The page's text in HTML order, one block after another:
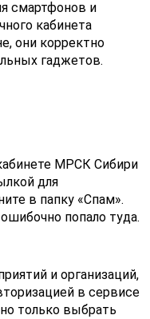
смартфонов и
кабинета
они корректно
гаджетов.
МРСК Сибири
для
в папку «Спам».
попало туда.
и организаций,
в сервисе
только выбрать